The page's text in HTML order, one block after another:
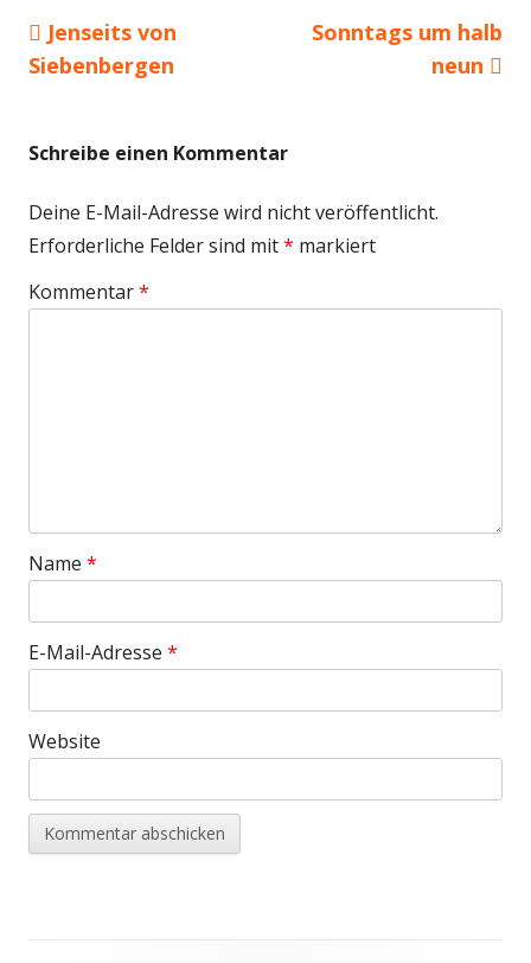
Beitragsnavigation
Vorheriger
Beitrag:
Jenseits von
Siebenbergen
Nächster
Sonntags um halb
neun
Schreibe einen Kommentar
Deine E-Mail-Adresse wird nicht veröffentlicht.
Erforderliche Felder sind mit* markiert
Kommentar*
Name *
E-Mail-Adresse *
Website